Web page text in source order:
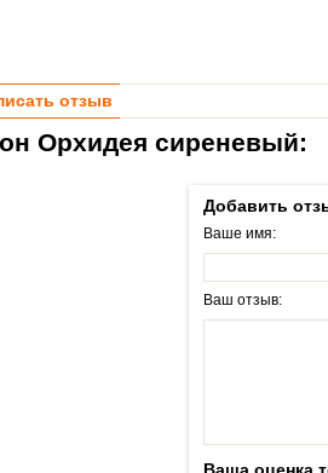
отзыв
Орхидея сиреневый:
Добавить
Ваше имя:
Ваш отзыв: